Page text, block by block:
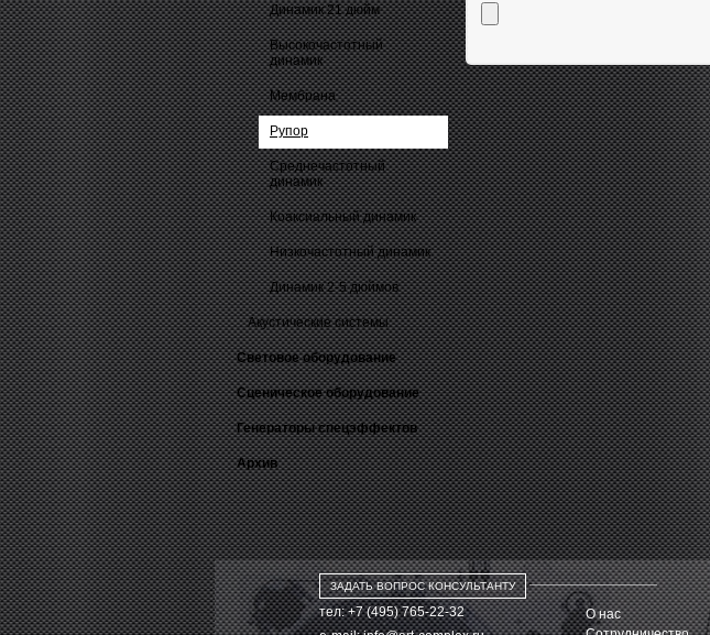
Динамик 21 дюйм
Высокочастотный
динамик
Мембрана
Рупор
Среднечастотный
динамик
Коаксиальный динамик
Низкочастотный динамик
Динамик 2-5 дюймов
Акустические системы
Световое оборудование
Сценическое оборудование
Генераторы спецэффектов
Архив
ЗАДАТЬ ВОПРОС КОНСУЛЬТАНТУ
тел: +7 (495) 765-22-32
О нас